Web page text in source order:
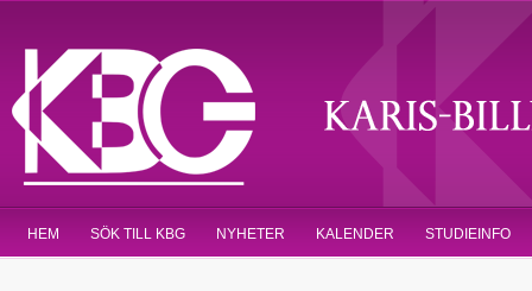
HEM SÖK TILL KBG NYHETER KALENDER STUDIEINFO